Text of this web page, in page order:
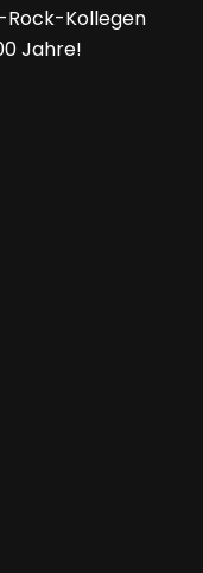
Rock-Kollegen
Jahre!